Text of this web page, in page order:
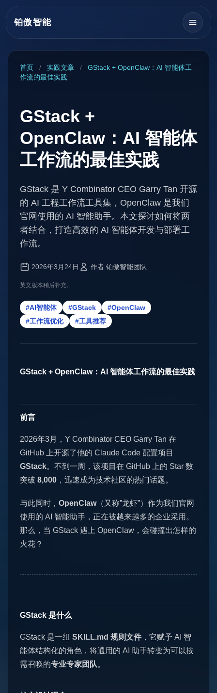
铂傲智能
首页 / 实践文章 /
GStack + OpenClaw：AI 智能体工
作流的最佳实践
GStack +
OpenClaw：AI 智能体
工作流的最佳实践
GStack 是 Y Combinator CEO Garry Tan 开源
的 AI 工程工作流工具集，OpenClaw 是我们
官网使用的 AI 智能助手。本文探讨如何将两
者结合，打造高效的 AI 智能体开发与部署工
作流。
2026年3月24日 作者 铂傲智能团队
英文版本稍后补充。
#AI智能体 #GStack
#OpenClaw
#工作流优化
#工具推荐
GStack + OpenClaw：AI 智能体工作流的最佳实践
前言
2026年3月，Y Combinator CEO Garry Tan 在
GitHub 上开源了他的 Claude Code 配置项目
GStack。不到一周，该项目在 GitHub 上的 Star 数
突破 8,000 ，迅速成为技术社区的热门话题。
与此同时， OpenClaw（又称”龙虾”）作为我们官网
使用的 AI 智能助手，正在被越来越多的企业采用。
那么，当 GStack 遇上 OpenClaw，会碰撞出怎样的
火花？
GStack 是什么
GStack 是一组 SKILL.md 规则文件，它赋予 AI 智
能体结构化的角色，将通用的 AI 助手转变为可以按
需召唤的专业专家团队。